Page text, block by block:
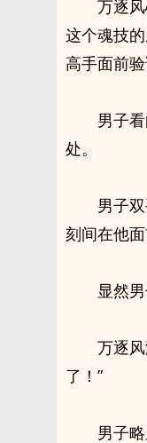
万逐
这个魂技
高手面前验
男子
处。
男子
刻间在他面
显然
万逐
了！”
男子